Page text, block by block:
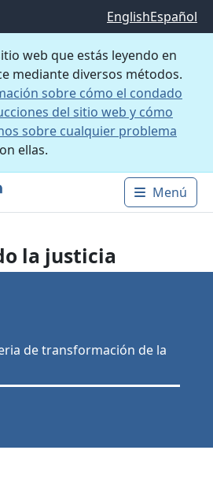
EnglishEspañol
web que estás leyendo en
mediante diversos métodos.
sobre cómo el condado
del sitio web y cómo
sobre cualquier problema
ellas.
Main
Menú
la justicia
de transformación de la